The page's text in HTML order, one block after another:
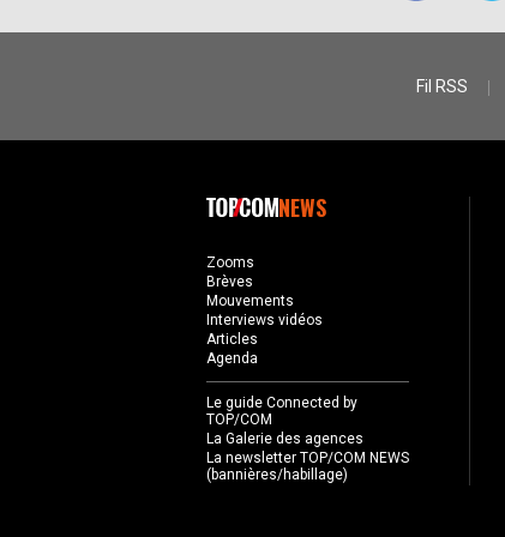
Fil RSS
NEWS
Zooms
Brèves
Mouvements
Interviews vidéos
Articles
Agenda
Le guide Connected by
TOP/COM
La Galerie des agences
La newsletter TOP/COM NEWS
(bannières/habillage)